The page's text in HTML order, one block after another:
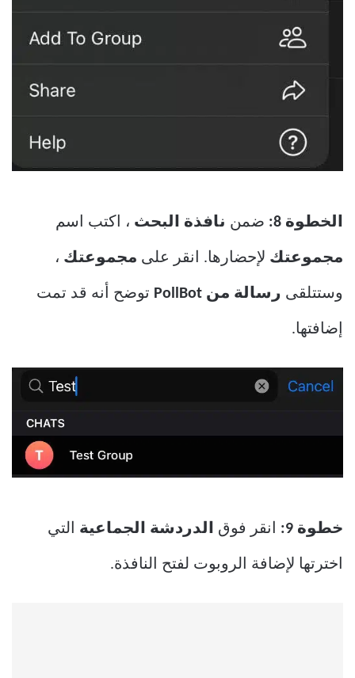
الخطوة 8: ضمن نافذة البحث ، اكتب اسم
مجموعتك لإحضارها. انقر على مجموعتك ،
وستتلقى رسالة من PollBot توضح أنه قد تمت
إضافتها.
خطوة 9: انقر فوق الدردشة الجماعية التي
اخترتها لإضافة الروبوت لفتح النافذة.